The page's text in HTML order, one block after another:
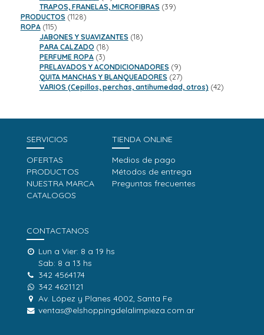
productos
TRAPOS, FRANELAS, MICROFIBRAS 3939
PRODUCTOS 11281128
ROPA 115115
productos
JABONES Y SUAVIZANTES 1818
PARA CALZADO 1818
PERFUME ROPA 33
productos
PRELAVADOS Y ACONDICIONADORES 99
productos
QUITA MANCHAS Y BLANQUEADORES 2727
productos
VARIOS (Cepillos, perchas, antihumedad, otros) 4242
SERVICIOS
OFERTAS
PRODUCTOS
NUESTRA MARCA
CATALOGOS
TIENDA ONLINE
Medios de pago
Métodos de entrega
Preguntas frecuentes
CONTACTANOS
Lun a Vier: 8 a 19 hs
Sab: 8 a 13 hs
342 4564174
342 4621121
Av. López y Planes 4002, Santa Fe
ventas@elshoppingdelalimpieza.com.ar